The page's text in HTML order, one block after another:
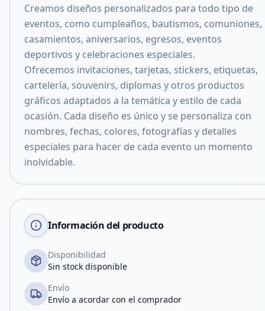
Creamos diseños personalizados para todo tipo de
eventos, como cumpleaños, bautismos, comuniones,
casamientos, aniversarios, egresos, eventos
deportivos y celebraciones especiales.
Ofrecemos invitaciones, tarjetas, stickers, etiquetas,
cartelería, souvenirs, diplomas y otros productos
gráficos adaptados a la temática y estilo de cada
ocasión. Cada diseño es único y se personaliza con
nombres, fechas, colores, fotografías y detalles
especiales para hacer de cada evento un momento
inolvidable.
Información del producto
Disponibilidad
Sin stock disponible
Envío
Envío a acordar con el comprador